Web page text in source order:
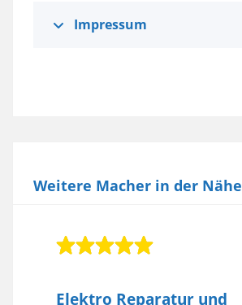
Impressum
Weitere Macher in der Nähe
Elektro Reparatur und